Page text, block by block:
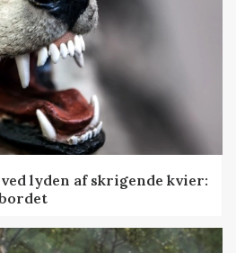
lyden af skrigende kvier: